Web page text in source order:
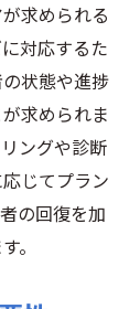
求められる
対応するた
状態や進捗
求められま
ングや診断
じてプラン
の回復を加
。